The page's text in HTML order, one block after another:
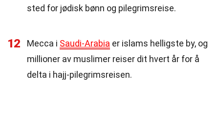
sted for jødisk bønn og pilegrimsreise.
12 Mecca i Saudi-Arabia er islams helligste by, og
millioner av muslimer reiser dit hvert år for å
delta i hajj-pilegrimsreisen.